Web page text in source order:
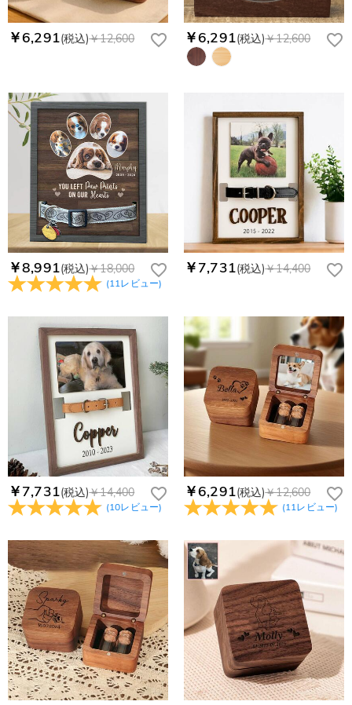
￥6,291(税込)￥12,600 ￥6,291(税込)￥12,600
￥8,991(税込)￥18,000
(11レビュー)
￥7,731(税込)￥14,400
￥7,731(税込)￥14,400
(10レビュー)
￥6,291(税込)￥12,600
(11レビュー)